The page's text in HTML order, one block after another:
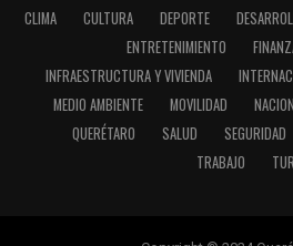
CLIMA CULTURA DEPORTE
ENTRETENIMIENTO
INFRAESTRUCTURA Y VIVIENDA
MEDIO AMBIENTE
MOVILIDAD
QUERÉTARO
SALUD SEGURIDAD
TRABAJO